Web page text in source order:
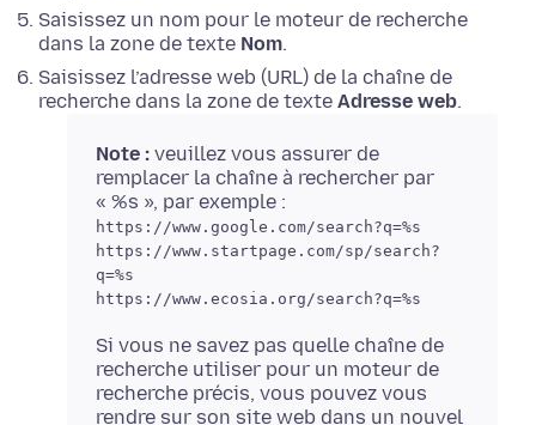
Saisissez un nom pour le moteur de recherche
dans la zone de texte Nom.
Saisissez l’adresse web (URL) de la chaîne de
recherche dans la zone de texte Adresse web.
Note : veuillez vous assurer de
remplacer la chaîne à rechercher par
« %s », par exemple :
https://www.google.com/search?q=%s
https://www.startpage.com/sp/search?
q=%s
https://www.ecosia.org/search?q=%s
Si vous ne savez pas quelle chaîne de
recherche utiliser pour un moteur de
recherche précis, vous pouvez vous
rendre sur son site web dans un nouvel